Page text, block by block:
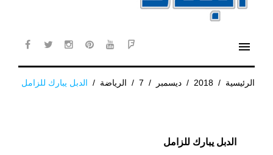
menu
الرئيسية /
2018
/ ديسمبر /
7
/ الرياضة / الدبل يبارك للزامل
الدبل يبارك للزامل